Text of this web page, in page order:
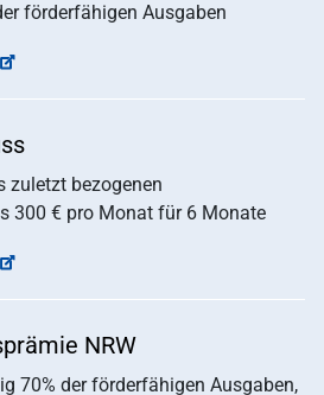
förderfähigen Ausgaben
zuletzt bezogenen
300 € pro Monat für 6 Monate
NRW
70% der förderfähigen Ausgaben,